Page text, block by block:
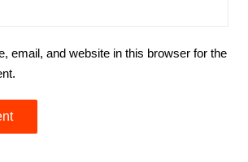
email, and website in this browser for the